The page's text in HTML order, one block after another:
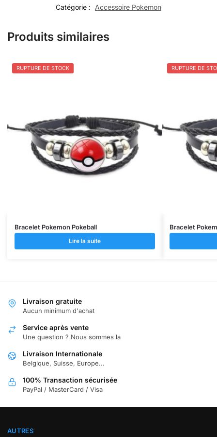
Catégorie : Accessoire Pokemon
Produits similaires
RUPTURE DE STOCK
Bracelet Pokemon Pokeball
Lire la suite
RUPTURE DE
Bracelet
Livraison gratuite
Aucun minimum d'achat
Service après vente
Une question ? Nous sommes la
Livraison Internationale
Belgique, Suisse, Europe...
100% Transaction sécurisée
PayPal / MasterCard / Visa
AUTRES